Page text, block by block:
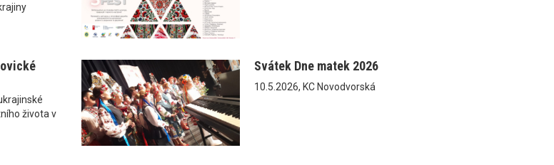
života v
Svátek Dne matek 2026
10.5.2026, KC Novodvorská